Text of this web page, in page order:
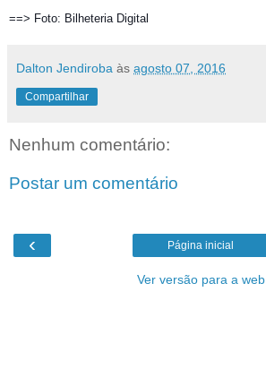
==> Foto: Bilheteria Digital
Dalton Jendiroba às agosto 07, 2016
Compartilhar
Nenhum comentário:
Postar um comentário
‹ Página inicial
Ver versão para a web